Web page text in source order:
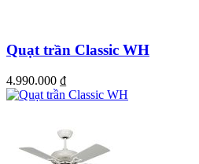
Quạt trần Classic WH
4.990.000 ₫